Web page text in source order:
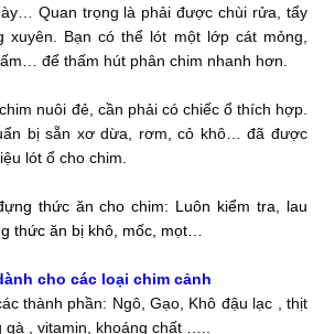
Quan trọng là phải được chùi rửa, tẩy
xuyên. Bạn có thể lót một lớp cát mỏng,
để thấm hút phân chim nhanh hơn.
nuôi đẻ, cần phải có chiếc ổ thích hợp.
bị sẵn xơ dừa, rơm, cỏ khô… đã được
lót ổ cho chim.
thức ăn cho chim: Luôn kiểm tra, lau
thức ăn bị khô, mốc, mọt…
cho các loại chim cảnh
thành phần: Ngô, Gạo, Khô đậu lạc , thịt
, vitamin, khoáng chất …..